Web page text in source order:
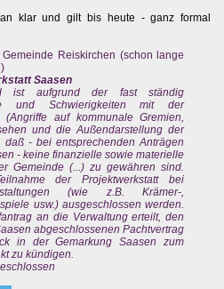
klar und gilt bis heute - ganz formal
Reiskirchen (schon lange
Saasen
ist aufgrund der fast ständig
und Schwierigkeiten mit der
(Angriffe auf kommunale Gremien,
und die Außendarstellung der
- bei entsprechenden Anträgen
- keine finanzielle sowie materielle
Gemeinde (...) zu gewähren sind.
der Projektwerkstatt bei
(wie z.B. Krämer-,
usw.) ausgeschlossen werden.
an die Verwaltung erteilt, den
abgeschlossenen Pachtvertrag
in der Gemarkung Saasen zum
zu kündigen.